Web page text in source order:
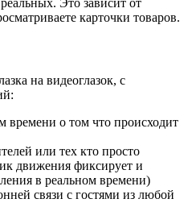
карточки товаров.
на видеоглазок, с
времени о том что происходит
или тех кто просто
движения фиксирует и
в реальном времени)
связи с гостями из любой